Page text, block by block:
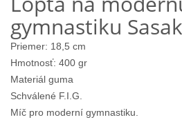
gymnastiku
Priemer: 18,5 cm
Hmotnosť: 400 gr
Materiál guma
Schválené F.I.G.
Míč pro moderní gymnastiku.